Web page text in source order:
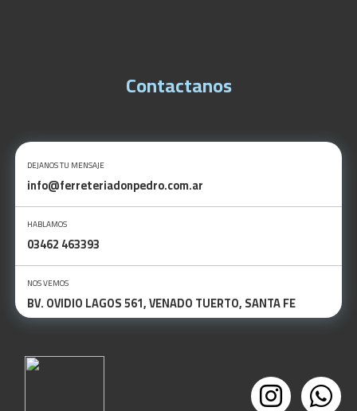
Contactanos
DEJANOS TU MENSAJE
info@ferreteriadonpedro.com.ar
HABLAMOS
03462 463393
NOS VEMOS
BV. OVIDIO LAGOS 561, VENADO TUERTO, SANTA FE